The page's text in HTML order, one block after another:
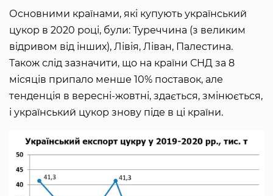
Основними країнами, які купують український
цукор в 2020 році, були: Туреччина (з великим
відривом від інших), Лівія, Ліван, Палестина.
Також слід зазначити, що на країни СНД за 8
місяців припало менше 10% поставок, але
тенденція в вересні-жовтні, здається, змінюється,
і український цукор знову піде в ці країни.